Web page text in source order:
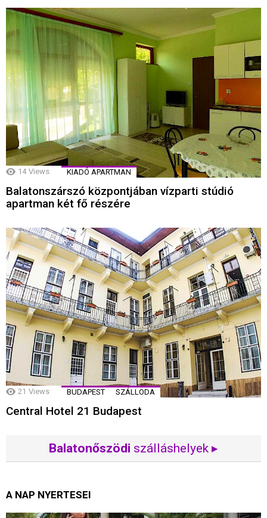
14 Views KIADÓ APARTMAN
Balatonszárszó központjában vízparti stúdió
apartman két fő részére
21 Views BUDAPEST SZÁLLODA
Central Hotel 21 Budapest
Balatonőszödi szálláshelyek ▸
A NAP NYERTESEI